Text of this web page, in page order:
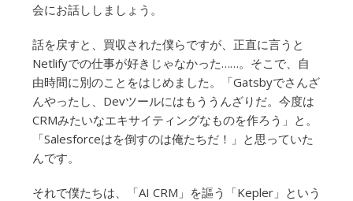
会にお話ししましょう。
話を戻すと、買収された僕らですが、正直に言うと
Netlifyでの仕事が好きじゃなかった……。そこで、自
由時間に別のことをはじめました。「Gatsbyでさんざ
んやったし、Devツールにはもううんざりだ。今度は
CRMみたいなエキサイティングなものを作ろう」と。
「Salesforceはを倒すのは俺たちだ！」と思っていた
んです。
それで僕たちは、「AI CRM」を謳う「Kepler」という